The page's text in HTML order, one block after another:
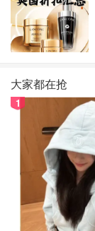
大家都在抢
1